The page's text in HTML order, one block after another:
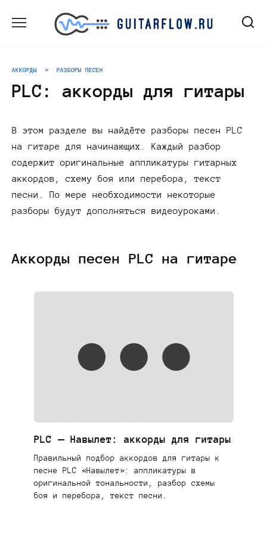
АККОРДЫ » РАЗБОРЫ ПЕСЕН
PLC: аккорды для гитары
В этом разделе вы найдёте разборы песен PLC
на гитаре для начинающих. Каждый разбор
содержит оригинальные аппликатуры гитарных
аккордов, схему боя или перебора, текст
песни. По мере необходимости некоторые
разборы будут дополняться видеоуроками.
Аккорды песен PLC на гитаре
PLC — Навылет: аккорды для гитары
Правильный подбор аккордов для гитары к
песне PLC «Навылет»: аппликатуры в
оригинальной тональности, разбор схемы
боя и перебора, текст песни.